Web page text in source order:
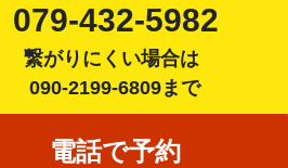
079-432-5982
繋がりにくい場合は
090-2199-6809まで
電話で予約